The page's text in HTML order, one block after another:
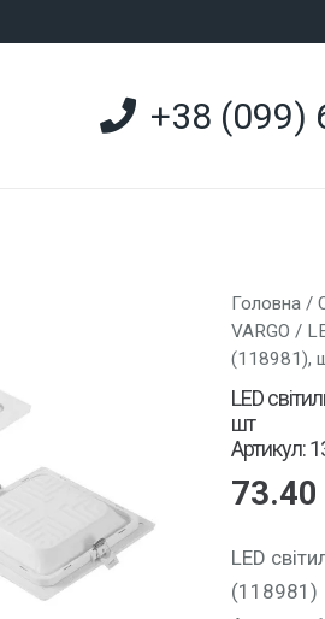
+38 (099)
Головна /
VARGO /
(118981),
LED
шт
Артикул:
73.40
LED
(118981)